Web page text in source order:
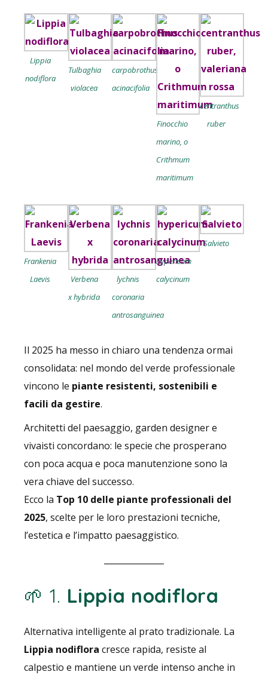
Lippia
nodiflora
Tulbaghia
violacea
carpobrothus
acinacifolia
Finocchio
marino, o
Crithmum
maritimum
centranthus
ruber
Frankenia
Laevis
Verbena
x hybrida
lychnis
coronaria
antrosanguinea
hypericum
calycinum
Salvieto
Il 2025 ha messo in chiaro una tendenza ormai
consolidata: nel mondo del verde professionale
vincono le piante resistenti, sostenibili e
facili da gestire.
Architetti del paesaggio, garden designer e
vivaisti concordano: le specie che prosperano
con poca acqua e poca manutenzione sono la
vera chiave del successo.
Ecco la Top 10 delle piante professionali del
2025, scelte per le loro prestazioni tecniche,
l’estetica e l’impatto paesaggistico.
🌱 1. Lippia nodiflora
Alternativa intelligente al prato tradizionale. La
Lippia nodiflora cresce rapida, resiste al
calpestio e mantiene un verde intenso anche in